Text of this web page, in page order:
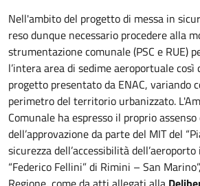
Nell'ambito del progetto di messa in
reso dunque necessario procedere alla
strumentazione comunale (PSC e RUE)
l’intera area di sedime aeroportuale così
progetto presentato da ENAC, variando
perimetro del territorio urbanizzato.
Comunale ha espresso il proprio
dell’approvazione da parte del MIT del
sicurezza dell’accessibilità
“Federico Fellini” di Rimini – San